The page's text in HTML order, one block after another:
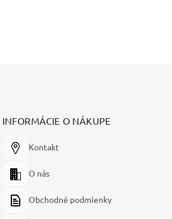
INFORMÁCIE O NÁKUPE
Kontakt
O nás
Obchodné podmienky